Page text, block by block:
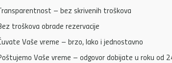
– bez skrivenih troškova
troškova obrade rezervacije
Vaše vreme – brzo, lako i jednostavno
Vaše vreme – odgovor dobijate u roku od